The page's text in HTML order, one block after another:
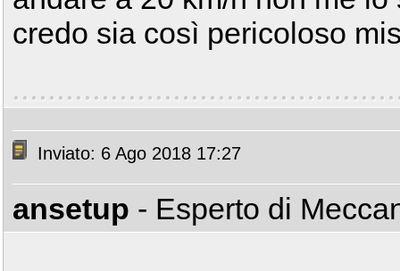
credo sia così pericoloso
Inviato: 6 Ago 2018 17:27
ansetup - Esperto di